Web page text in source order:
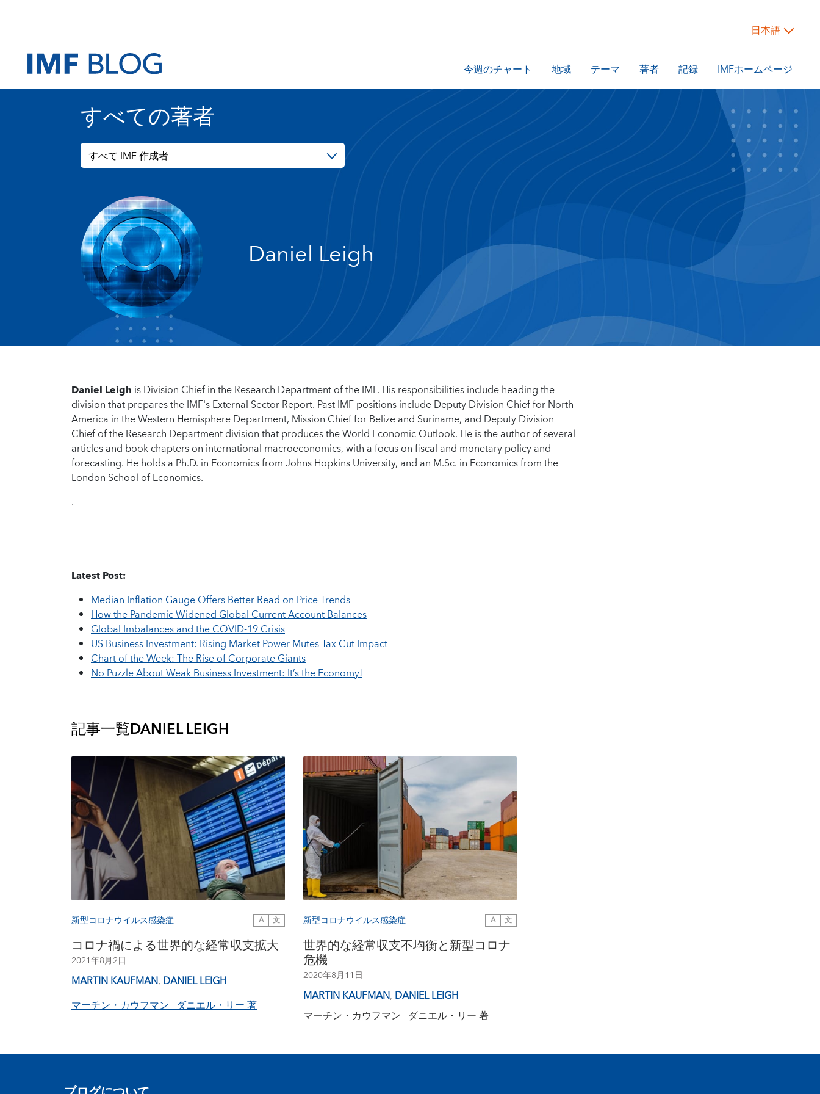
日本語
今週のチャート 地域 テーマ 著者 記録 IMFホームページ
すべての著者
すべて IMF 作成者
Daniel Leigh
Daniel Leigh is Division Chief in the Research Department of the IMF. His responsibilities include heading the
division that prepares the IMF's External Sector Report. Past IMF positions include Deputy Division Chief for North
America in the Western Hemisphere Department, Mission Chief for Belize and Suriname, and Deputy Division
Chief of the Research Department division that produces the World Economic Outlook. He is the author of several
articles and book chapters on international macroeconomics, with a focus on fiscal and monetary policy and
forecasting. He holds a Ph.D. in Economics from Johns Hopkins University, and an M.Sc. in Economics from the
London School of Economics.
.
Latest Post:
Median Inflation Gauge Offers Better Read on Price Trends
How the Pandemic Widened Global Current Account Balances
Global Imbalances and the COVID-19 Crisis
US Business Investment: Rising Market Power Mutes Tax Cut Impact
Chart of the Week: The Rise of Corporate Giants
No Puzzle About Weak Business Investment: It’s the Economy!
記事一覧DANIEL LEIGH
新型コロナウイルス感染症 A 文
コロナ禍による世界的な経常収支拡大
2021年8月2日
MARTIN KAUFMAN, DANIEL LEIGH
マーチン・カウフマン ダニエル・リー著
新型コロナウイルス感染症 A 文
世界的な経常収支不均衡と新型コロナ
危機
2020年8月11日
MARTIN KAUFMAN, DANIEL LEIGH
マーチン・カウフマン ダニエル・リー 著